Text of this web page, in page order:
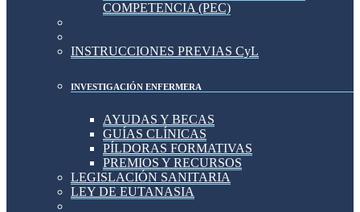
COMPETENCIA (PEC)
INSTRUCCIONES PREVIAS CyL
INVESTIGACIÓN ENFERMERA
AYUDAS Y BECAS
GUÍAS CLÍNICAS
PÍLDORAS FORMATIVAS
PREMIOS Y RECURSOS
LEGISLACIÓN SANITARIA
LEY DE EUTANASIA